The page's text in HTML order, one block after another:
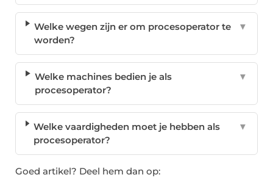
Welke wegen zijn er om procesoperator te
worden?
▼
Welke machines bedien je als
procesoperator?
▼
Welke vaardigheden moet je hebben als
procesoperator?
▼
Goed artikel? Deel hem dan op: